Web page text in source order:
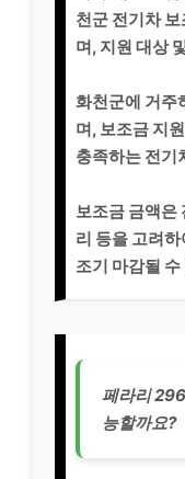
천군 전기차
며, 지원 대상
화천군에 거주
며, 보조금 지
충족하는 전기
보조금 금액은
리 등을 고려
조기 마감될
페라리
능할까요?